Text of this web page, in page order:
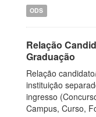
ODS
Relação
Graduação
Relação
instituição
ingresso
Campus, Curso,